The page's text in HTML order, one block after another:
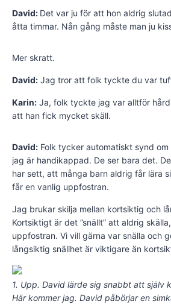
David: Det var ju för att hon aldrig
åtta timmar. Nån gång måste man ju
Mer skratt.
David: Jag tror att folk tyckte du var
Karin: Ja, folk tyckte jag var alltför
att han fick mycket skäll.
David: Folk tycker automatiskt synd
jag är handikappad. De ser bara det.
har sett, att många barn aldrig får lära
får en vanlig uppfostran.
Jag brukar skilja mellan kortsiktig och
Kortsiktigt är det ”snällt” att aldrig
uppfostran. Vi vill gärna var snälla och
långsiktig snällhet är viktigare än
1. Upp. David lärde sig snabbt att själv
Här kommer jag. David påbörjar en